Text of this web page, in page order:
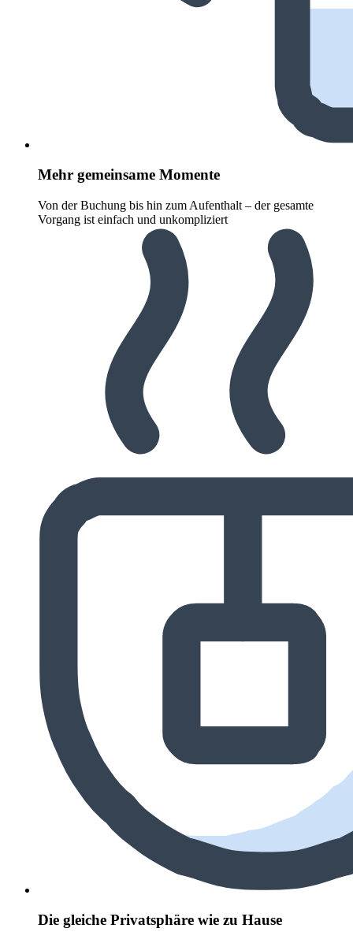
Mehr gemeinsame Momente
Von der Buchung bis hin zum Aufenthalt – der gesamte
Vorgang ist einfach und unkompliziert
Die gleiche Privatsphäre wie zu Hause